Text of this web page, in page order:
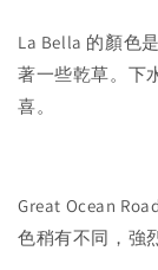
La Bella 的顏色
著一些乾草。下
喜。
Great Ocean
色稍有不同，強